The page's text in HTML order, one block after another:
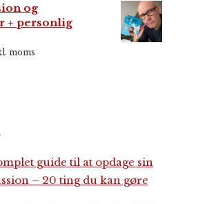
og
+ personlig
moms
guide til at opdage sin
– 20 ting du kan gøre